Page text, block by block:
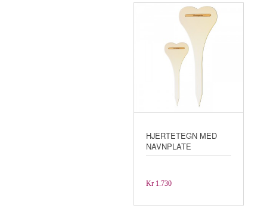
HJERTETEGN MED
NAVNPLATE
Kr 1.730